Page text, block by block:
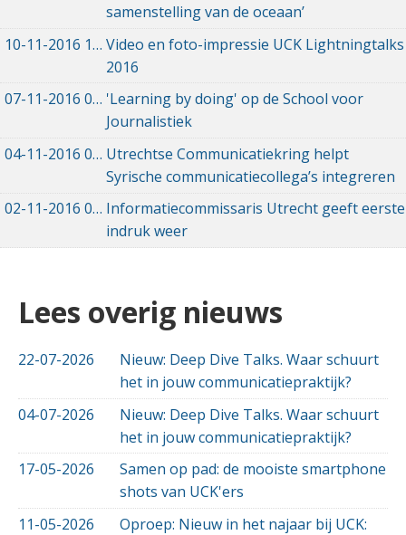
samenstelling van de oceaan’
10-11-2016 10-11-2016 10:18
Video en foto-impressie UCK Lightningtalks
2016
07-11-2016 07-11-2016 20:12
'Learning by doing' op de School voor
Journalistiek
04-11-2016 04-11-2016 14:41
Utrechtse Communicatiekring helpt
Syrische communicatiecollega’s integreren
02-11-2016 02-11-2016 15:39
Informatiecommissaris Utrecht geeft eerste
indruk weer
Lees overig nieuws
22-07-2026
Nieuw: Deep Dive Talks. Waar schuurt
het in jouw communicatiepraktijk?
04-07-2026
Nieuw: Deep Dive Talks. Waar schuurt
het in jouw communicatiepraktijk?
17-05-2026
Samen op pad: de mooiste smartphone
shots van UCK'ers
11-05-2026
Oproep: Nieuw in het najaar bij UCK: